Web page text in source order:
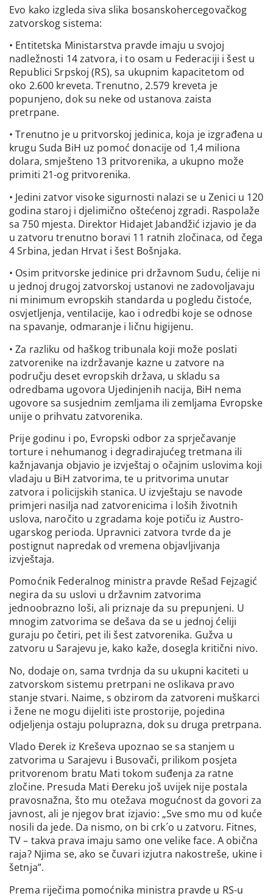
Evo kako izgleda siva slika bosanskohercegovačkog
zatvorskog sistema:
• Entitetska Ministarstva pravde imaju u svojoj
nadležnosti 14 zatvora, i to osam u Federaciji i šest u
Republici Srpskoj (RS), sa ukupnim kapacitetom od
oko 2.600 kreveta. Trenutno, 2.579 kreveta je
popunjeno, dok su neke od ustanova zaista
pretrpane.
• Trenutno je u pritvorskoj jedinica, koja je izgrađena u
krugu Suda BiH uz pomoć donacije od 1,4 miliona
dolara, smješteno 13 pritvorenika, a ukupno može
primiti 21-og pritvorenika.
• Jedini zatvor visoke sigurnosti nalazi se u Zenici u 120
godina staroj i djelimično oštećenoj zgradi. Raspolaže
sa 750 mjesta. Direktor Hidajet Jabandžić izjavio je da
u zatvoru trenutno boravi 11 ratnih zločinaca, od čega
4 Srbina, jedan Hrvat i šest Bošnjaka.
• Osim pritvorske jedinice pri državnom Sudu, ćelije ni
u jednoj drugoj zatvorskoj ustanovi ne zadovoljavaju
ni minimum evropskih standarda u pogledu čistoće,
osvjetljenja, ventilacije, kao i odredbi koje se odnose
na spavanje, odmaranje i ličnu higijenu.
• Za razliku od haškog tribunala koji može poslati
zatvorenike na izdržavanje kazne u zatvore na
području deset evropskih država, u skladu sa
odredbama ugovora Ujedinjenih nacija, BiH nema
ugovore sa susjednim zemljama ili zemljama Evropske
unije o prihvatu zatvorenika.
Prije godinu i po, Evropski odbor za sprječavanje
torture i nehumanog i degradirajućeg tretmana ili
kažnjavanja objavio je izvještaj o očajnim uslovima koji
vladaju u BiH zatvorima, te u pritvorima unutar
zatvora i policijskih stanica. U izvještaju se navode
primjeri nasilja nad zatvorenicima i loših životnih
uslova, naročito u zgradama koje potiču iz Austro-
ugarskog perioda. Upravnici zatvora tvrde da je
postignut napredak od vremena objavljivanja
izvještaja.
Pomoćnik Federalnog ministra pravde Rešad Fejzagić
negira da su uslovi u državnim zatvorima
jednoobrazno loši, ali priznaje da su prepunjeni. U
mnogim zatvorima se dešava da se u jednoj ćeliji
guraju po četiri, pet ili šest zatvorenika. Gužva u
zatvoru u Sarajevu je, kako kaže, dosegla kritični nivo.
No, dodaje on, sama tvrdnja da su ukupni kaciteti u
zatvorskom sistemu pretrpani ne oslikava pravo
stanje stvari. Naime, s obzirom da zatvoreni muškarci
i žene ne mogu dijeliti iste prostorije, pojedina
odjeljenja ostaju poluprazna, dok su druga pretrpana.
Vlado Đerek iz Kreševa upoznao se sa stanjem u
zatvorima u Sarajevu i Busovači, prilikom posjeta
pritvorenom bratu Mati tokom suđenja za ratne
zločine. Presuda Mati Đereku još uvijek nije postala
pravosnažna, što mu otežava mogućnost da govori za
javnost, ali je njegov brat izjavio: „Sve smo mu od kuće
nosili da jede. Da nismo, on bi crk´o u zatvoru. Fitnes,
TV – takva prava imaju samo one velike face. A obična
raja? Njima se, ako se čuvari izjutra nakostreše, ukine i
šetnja”.
Prema riječima pomoćnika ministra pravde u RS-u